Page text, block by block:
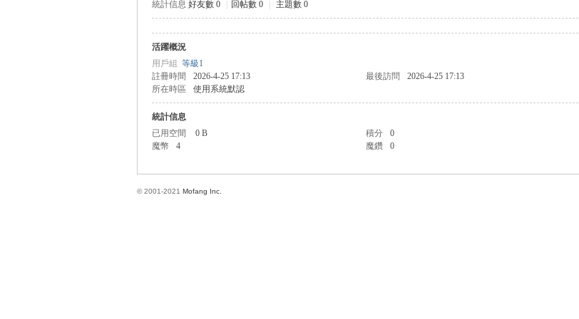
統計信息 好友數 0 回帖數 0 主題數 0
活躍概況
用戶組 等級1
註冊時間
2026-4-25 17:13 最後訪問 2026-4-25 17:13
所在時區
使用系統默認
統計信息
已用空間
0 B 積分 0
魔幣
4 魔鑽 0
© 2001-2021 Mofang Inc.